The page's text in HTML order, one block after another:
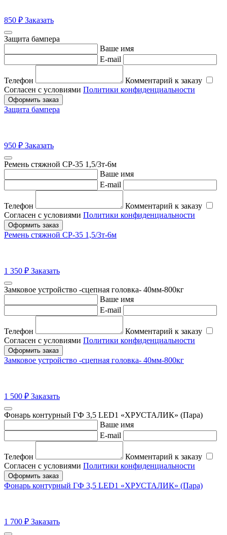
850 ₽ Заказать
Защита бампера
Ваше имя
E-mail
Телефон
Комментарий к заказу
Согласен с условиями Политики конфиденциальности
Оформить заказ
Защита бампера
950 ₽ Заказать
Ремень стяжной СР-35 1,5/3т-6м
Ваше имя
E-mail
Телефон
Комментарий к заказу
Согласен с условиями Политики конфиденциальности
Оформить заказ
Ремень стяжной СР-35 1,5/3т-6м
1 350 ₽ Заказать
Замковое устройство -сцепная головка- 40мм-800кг
Ваше имя
E-mail
Телефон
Комментарий к заказу
Согласен с условиями Политики конфиденциальности
Оформить заказ
Замковое устройство -сцепная головка- 40мм-800кг
1 500 ₽ Заказать
Фонарь контурный ГФ 3,5 LED1 «ХРУСТАЛИК» (Пара)
Ваше имя
E-mail
Телефон
Комментарий к заказу
Согласен с условиями Политики конфиденциальности
Оформить заказ
Фонарь контурный ГФ 3,5 LED1 «ХРУСТАЛИК» (Пара)
1 700 ₽ Заказать